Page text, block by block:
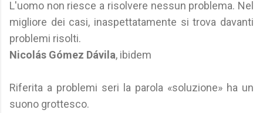
L'uomo non riesce a risolvere nessun problema. Nel
migliore dei casi, inaspettatamente si trova davanti
problemi risolti.
Nicolás Gómez Dávila, ibidem
Riferita a problemi seri la parola «soluzione» ha un
suono grottesco.